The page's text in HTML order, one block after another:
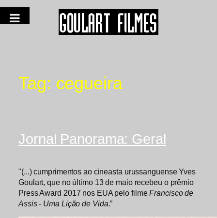
Tag: cegueira
Jornal Panorama: Geral
"(...) cumprimentos ao cineasta urussanguense Yves
Goulart, que no último 13 de maio recebeu o prêmio
Press Award 2017 nos EUA pelo filmeFrancisco de
Assis - Uma Lição de Vida.”